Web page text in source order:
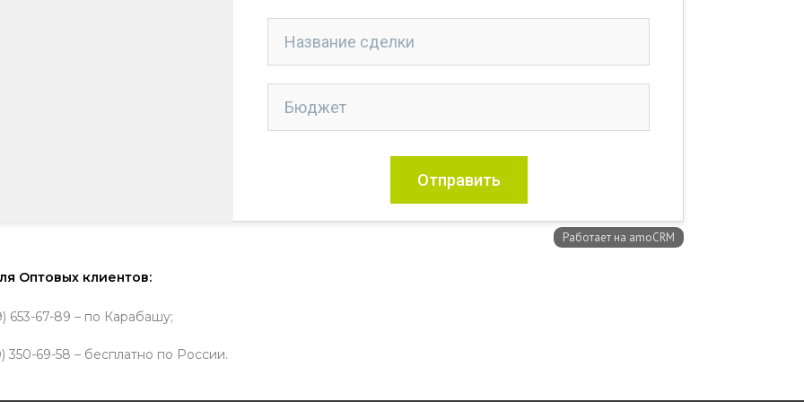
Оптовых клиентов:
653-67-89 – по Карабашу;
350-69-58 – бесплатно по России.